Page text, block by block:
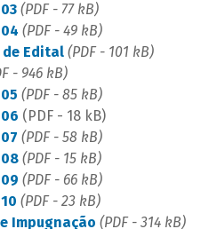
(PDF - 77 kB)
(PDF - 49 kB)
de Edital(PDF - 101 kB)
- 946 kB)
(PDF - 85 kB)
(PDF - 18 kB)
(PDF - 58 kB)
(PDF - 15 kB)
(PDF - 66 kB)
(PDF - 23 kB)
Impugnação (PDF - 314 kB)